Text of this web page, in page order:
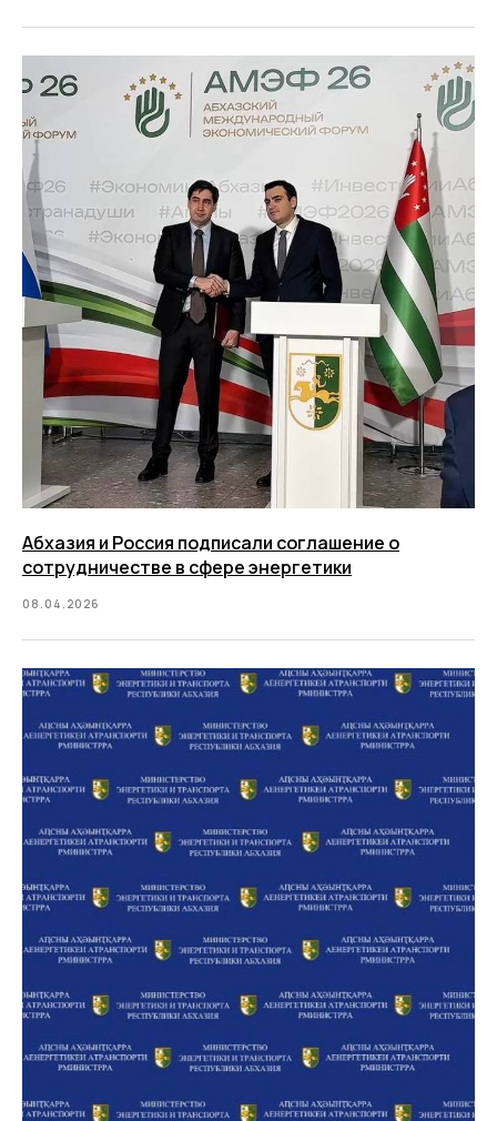
Абхазия и Россия подписали соглашение о
сотрудничестве в сфере энергетики
08.04.2026